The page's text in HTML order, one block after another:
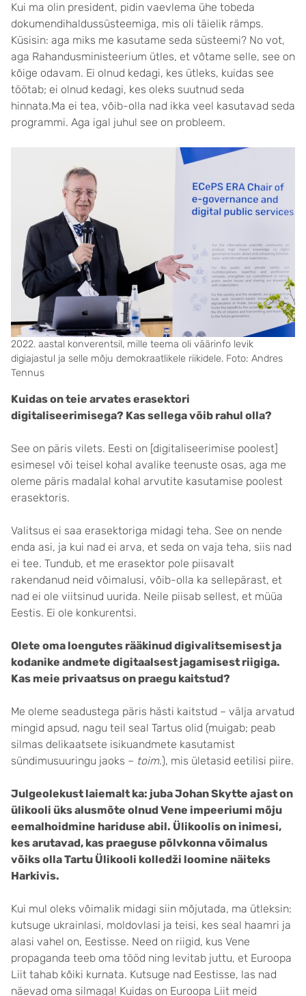
Kui ma olin president, pidin vaevlema ühe tobeda
dokumendihaldussüsteemiga, mis oli täielik rämps.
Küsisin: aga miks me kasutame seda süsteemi? No vot,
aga Rahandusministeerium ütles, et võtame selle, see on
kõige odavam. Ei olnud kedagi, kes ütleks, kuidas see
töötab; ei olnud kedagi, kes oleks suutnud seda
hinnata.Ma ei tea, võib-olla nad ikka veel kasutavad seda
programmi. Aga igal juhul see on probleem.
2022. aastal konverentsil, mille teema oli väärinfo levik
digiajastul ja selle mõju demokraatlikele riikidele. Foto: Andres
Tennus
Kuidas on teie arvates erasektori
digitaliseerimisega? Kas sellega võib rahul olla?
See on päris vilets. Eesti on [digitaliseerimise poolest]
esimesel või teisel kohal avalike teenuste osas, aga me
oleme päris madalal kohal arvutite kasutamise poolest
erasektoris.
Valitsus ei saa erasektoriga midagi teha. See on nende
enda asi, ja kui nad ei arva, et seda on vaja teha, siis nad
ei tee. Tundub, et me erasektor pole piisavalt
rakendanud neid võimalusi, võib-olla ka sellepärast, et
nad ei ole viitsinud uurida. Neile piisab sellest, et müüa
Eestis. Ei ole konkurentsi.
Olete oma loengutes rääkinud digivalitsemisest ja
kodanike andmete digitaalsest jagamisest riigiga.
Kas meie privaatsus on praegu kaitstud?
Me oleme seadustega päris hästi kaitstud – välja arvatud
mingid apsud, nagu teil seal Tartus olid (muigab; peab
silmas delikaatsete isikuandmete kasutamist
sündimusuuringu jaoks – toim.), mis ületasid eetilisi piire.
Julgeolekust laiemalt ka: juba Johan Skytte ajast on
ülikooli üks alusmõte olnud Vene impeeriumi mõju
eemalhoidmine hariduse abil. Ülikoolis on inimesi,
kes arutavad, kas praeguse põlvkonna võimalus
võiks olla Tartu Ülikooli kolledži loomine näiteks
Harkivis.
Kui mul oleks võimalik midagi siin mõjutada, ma ütleksin:
kutsuge ukrainlasi, moldovlasi ja teisi, kes seal haamri ja
alasi vahel on, Eestisse. Need on riigid, kus Vene
propaganda teeb oma tööd ning levitab juttu, et Euroopa
Liit tahab kõiki kurnata. Kutsuge nad Eestisse, las nad
näevad oma silmaga! Kuidas on Euroopa Liit meid